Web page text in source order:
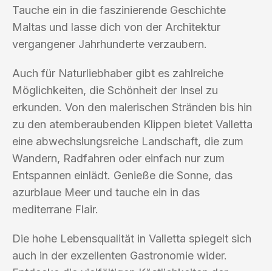
Tauche ein in die faszinierende Geschichte
Maltas und lasse dich von der Architektur
vergangener Jahrhunderte verzaubern.
Auch für Naturliebhaber gibt es zahlreiche
Möglichkeiten, die Schönheit der Insel zu
erkunden. Von den malerischen Stränden bis hin
zu den atemberaubenden Klippen bietet Valletta
eine abwechslungsreiche Landschaft, die zum
Wandern, Radfahren oder einfach nur zum
Entspannen einlädt. Genieße die Sonne, das
azurblaue Meer und tauche ein in das
mediterrane Flair.
Die hohe Lebensqualität in Valletta spiegelt sich
auch in der exzellenten Gastronomie wider.